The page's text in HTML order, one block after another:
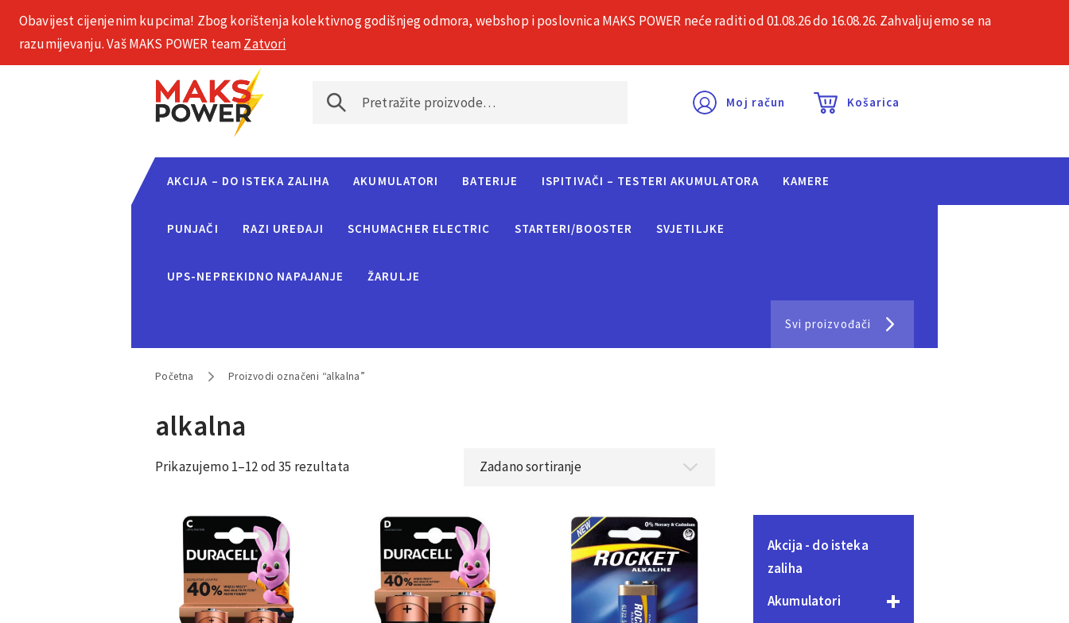
+385 1 2002 575 O nama Česta pitanja Kontakt
Moj račun Košarica
AKCIJA – DO ISTEKA ZALIHA AKUMULATORI BATERIJE ISPITIVAČI – TESTERI AKUMULATORA KAMERE
PUNJAČI RAZI UREĐAJI SCHUMACHER ELECTRIC STARTERI/BOOSTER SVJETILJKE
UPS-NEPREKIDNO NAPAJANJE ŽARULJE
Svi proizvođači
Početna Proizvodi označeni “alkalna”
alkalna
Prikazujemo 1–12 od 35 rezultata
Akcija - do isteka
zaliha
Akumulatori
Obavijest cijenjenim kupcima! Zbog korištenja kolektivnog godišnjeg odmora, webshop i poslovnica MAKS POWER neće raditi od 01.08.26 do 16.08.26. Zahvaljujemo se na
razumijevanju. Vaš MAKS POWER teamZatvori